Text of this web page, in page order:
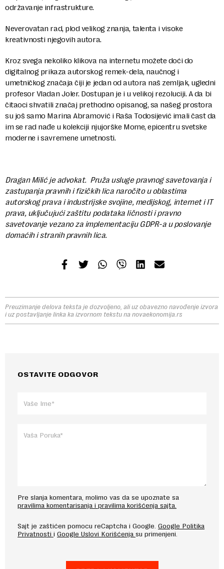
održavanje infrastrukture.
Neverovatan rad, plod velikog znanja, talenta i visoke
kreativnosti njegovih autora.
Kroz svega nekoliko klikova na internetu možete doći do
digitalnog prikaza autorskog remek-dela, naučnog i
umetničkog značaja čiji je jedan od autora naš zemljak, ugledni
profesor Vladan Joler. Dostupan je i u velikoj rezoluciji. A da bi
čitaoci shvatili značaj prethodno opisanog, sa našeg prostora
su još samo Marina Abramović i Raša Todosijević imali čast da
im se rad nađe u kolekciji njujorške Mome, epicentru svetske
moderne i savremene umetnosti.
Dragan Milić je advokat. Pruža usluge pravnog savetovanja i
zastupanja pravnih i fizičkih lica naročito u oblastima
autorskog prava i industrijske svojine, medijskog, internet i IT
prava, uključujući zaštitu podataka ličnosti i pravno
savetovanje vezano za implementaciju GDPR-a u poslovanje
domaćih i stranih pravnih lica.
Preuzimanje delova teksta je dozvoljeno, ali uz obavezno navođenje izvora
i uz postavljanje linka ka izvornom tekstu na novaekonomija.rs
OSTAVITE ODGOVOR
Pre slanja komentara, molimo vas da se upoznate sa
pravilima komentarisanja i pravilima korišćenja sajta.
Sajt je zaštićen pomocu reCaptcha i Google. Google Politika
Privatnosti i Google Uslovi Korišćenja su primenjeni.